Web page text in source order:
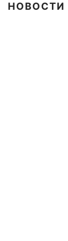
НОВОСТИ